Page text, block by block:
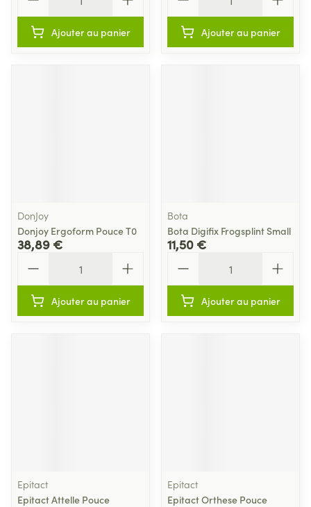
Ajouter au panier Ajouter au panier
DonJoy
Donjoy Ergoform Pouce T0
38,89 €
Ajouter au panier
Bota
Bota Digifix Frogsplint Small
11,50 €
Ajouter au panier
Epitact
Epitact Attelle Pouce
Epitact
Epitact Orthese Pouce